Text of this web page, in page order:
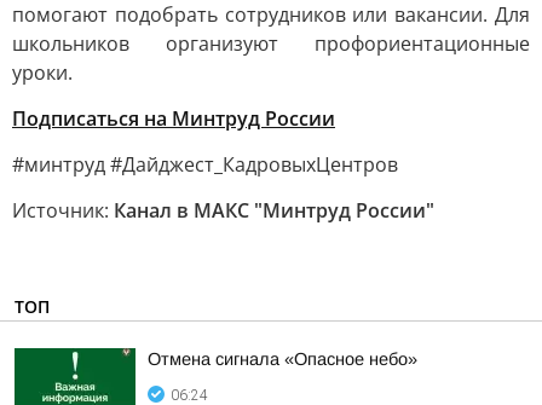
помогают подобрать сотрудников или вакансии. Для
школьников организуют профориентационные
уроки.
Подписаться на Минтруд России
#минтруд #Дайджест_КадровыхЦентров
Источник: Канал в МАКС "Минтруд России"
ТОП
Отмена сигнала «Опасное небо»
06:24